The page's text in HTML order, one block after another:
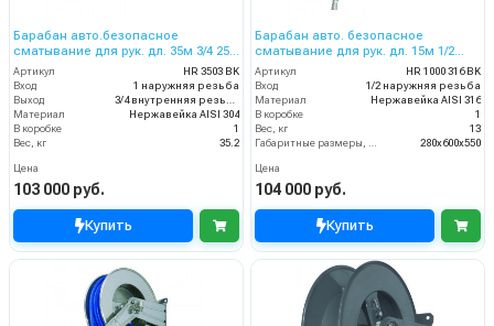
Барабан авто.безопасное
сматывание для рук. дл. 35м 3/4 25м
1 (нерж.) 1ш 3/4г 100 бар
Артикул
HR 3503 BK
Вход
1 наружняя резьба
Выход
Материал
Нержавейка AISI 304
В коробке
1
Вес, кг
35.2
Цена
103 000 руб.
Купить
Барабан авто. безопасное
сматывание для рук. дл. 15м 1/2
(нерж. AISI 316) 1/2ш. 200 бар
Артикул
HR 1000 316 BK
Вход
1/2 наружняя резьба
Материал
Нержавейка AISI 316
В коробке
1
Вес, кг
13
280x600x550
Цена
104 000 руб.
Купить